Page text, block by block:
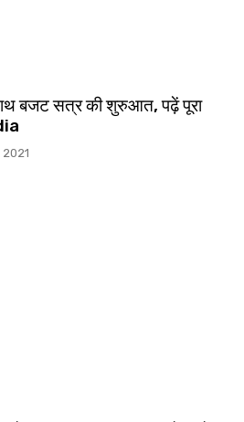
बजट सत्र की शुरुआत, पढ़ें पूरा
2021